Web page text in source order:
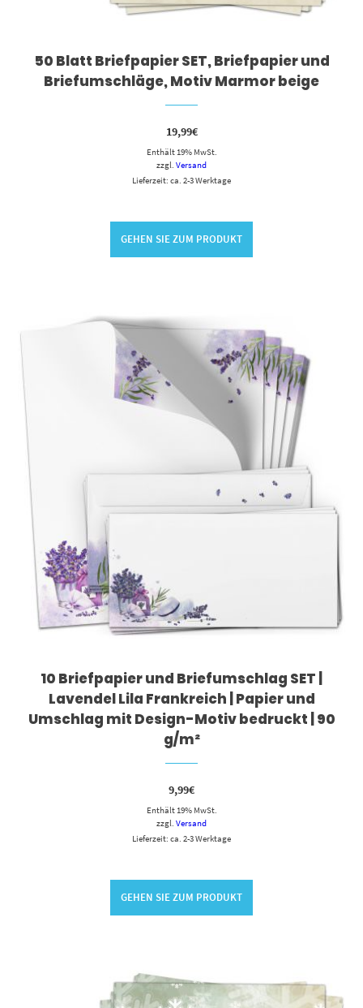
50 Blatt Briefpapier SET, Briefpapier und
Briefumschläge, Motiv Marmor beige
19,99€
Enthält 19% MwSt.
zzgl. Versand
Lieferzeit: ca. 2-3 Werktage
GEHEN SIE ZUM PRODUKT
10 Briefpapier und Briefumschlag SET |
Lavendel Lila Frankreich | Papier und
Umschlag mit Design-Motiv bedruckt | 90
g/m²
9,99€
Enthält 19% MwSt.
zzgl. Versand
Lieferzeit: ca. 2-3 Werktage
GEHEN SIE ZUM PRODUKT